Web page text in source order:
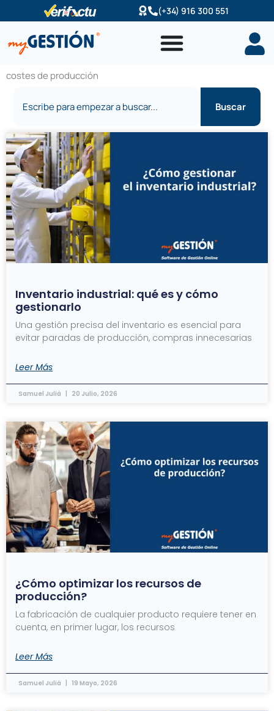
al
contenido
(+34) 916 300 551
costes de producción
Buscar
Inventario industrial: qué es y cómo
gestionarlo
Una gestión precisa del inventario es esencial para
evitar paradas de producción, compras innecesarias
Leer Más
Samuel Juliá 20 Julio, 2026
¿Cómo optimizar los recursos de
producción?
La fabricación de cualquier producto requiere tener en
cuenta, en primer lugar, los recursos
Leer Más
Samuel Juliá 19 Mayo, 2026